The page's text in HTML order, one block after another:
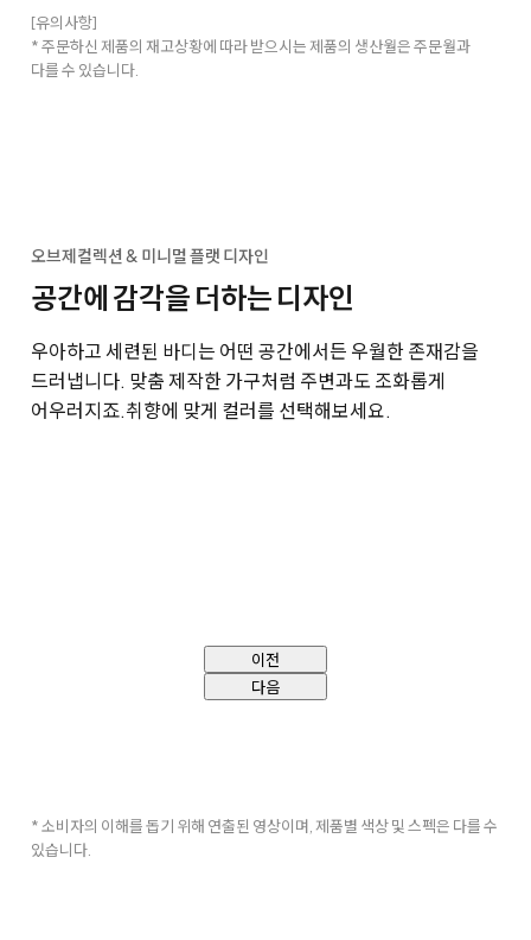
[유의사항]
* 주문하신 제품의 재고상황에 따라 받으시는 제품의 생산월은 주문월과
다를 수 있습니다.
오브제컬렉션 & 미니멀 플랫 디자인
공간에 감각을 더하는 디자인
우아하고 세련된 바디는 어떤 공간에서든 우월한 존재감을
드러냅니다. 맞춤 제작한 가구처럼 주변과도 조화롭게
어우러지죠.취향에 맞게 컬러를 선택해보세요.
이전
다음
* 소비자의 이해를 돕기 위해 연출된 영상이며, 제품별 색상 및 스펙은 다를 수
있습니다.